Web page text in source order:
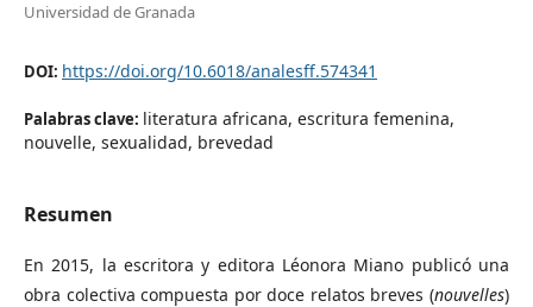
Universidad de Granada
DOI: https://doi.org/10.6018/analesff.574341
Palabras clave: literatura africana, escritura femenina,
nouvelle, sexualidad, brevedad
Resumen
En 2015, la escritora y editora Léonora Miano publicó una
obra colectiva compuesta por doce relatos breves (nouvelles)